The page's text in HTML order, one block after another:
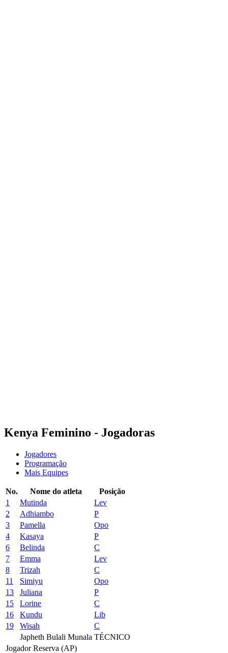
Kenya Feminino - Jogadoras
Jogadores
Programação
Mais Equipes
No. Nome do atleta
Posição
1
Mutinda
Lev
2
Adhiambo
P
3
Pamella
Opo
4
Kasaya
P
6
Belinda
C
7
Emma
Lev
8
Trizah
C
11
Simiyu
Opo
13
Juliana
P
15
Lorine
C
16
Kundu
Lib
19
Wisah
C
Japheth Bulali Munala TÉCNICO
Jogador Reserva (AP)